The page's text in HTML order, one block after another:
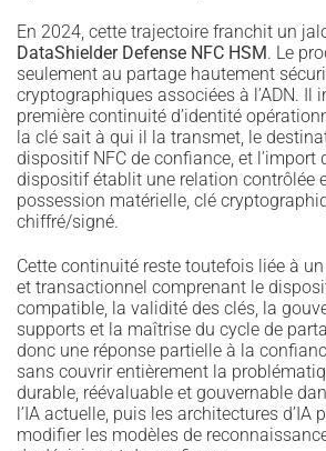
En 2024, cette trajectoire franchit un
DataShielder Defense NFC HSM. Le
seulement au partage hautement
cryptographiques associées à l’ADN. Il
première continuité d’identité
la clé sait à qui il la transmet, le
dispositif NFC de confiance, et l’import
dispositif établit une relation contrôlée
possession matérielle, clé
chiffré/signé.
Cette continuité reste toutefois liée à
et transactionnel comprenant le
compatible, la validité des clés, la
supports et la maîtrise du cycle de
donc une réponse partielle à la
sans couvrir entièrement la
durable, réévaluable et gouvernable
l’IA actuelle, puis les architectures d’IA
modifier les modèles de